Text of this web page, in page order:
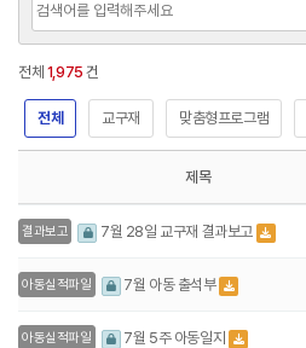
전체 1,975 건
전체 교구재 맞춤형프로그램
제목
결과보고 7월 28일 교구재 결과보고
아동실적파일 7월 아동 출석부
아동실적파일 7월 5주 아동일지